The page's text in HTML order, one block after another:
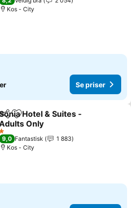
Kos - City
Se priser
Legg til i favoritter
Hotel & Suites -
Only
1 Stjerner
9,0 Fantastisk
1 883
Kos - City